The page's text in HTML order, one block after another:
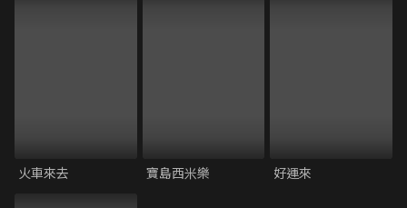
火車來去 寶島西米樂 好運來